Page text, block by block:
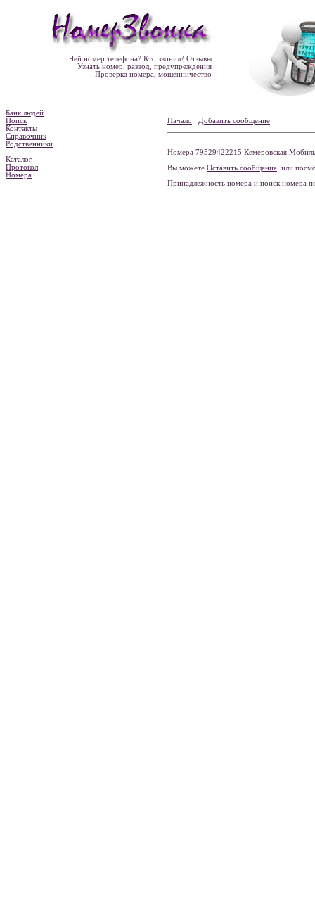
Чей номер телефона? Кто звонил? Отзывы
Узнать номер, развод, предупреждения
Проверка номера, мошенничество
Банк людей
Поиск
Контакты
Справочник
Родственники
Каталог
Протокол
Номера
Начало Добавить сообщение
Номера 79529422215 Кемеровская
Вы можете Оставить сообщение или
Принадлежность номера и поиск номера